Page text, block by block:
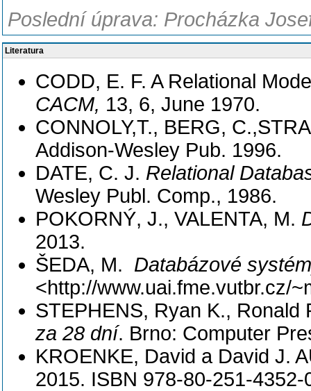
Poslední úprava: Procházka
Literatura
CACM, 13, 6, June 1970.
CONNOLY,T., BERG,
Addison-Wesley Pub. 1996.
DATE, C. J. Relational
Wesley Publ. Comp., 1986.
POKORNÝ, J., VALENTA, M.
2013.
ŠEDA, M. Databázové
<http://www.uai.fme.vutbr.cz/
STEPHENS, Ryan K.,
za 28 dní. Brno: Computer
KROENKE, David a David J.
2015. ISBN 978-80-251-4352-